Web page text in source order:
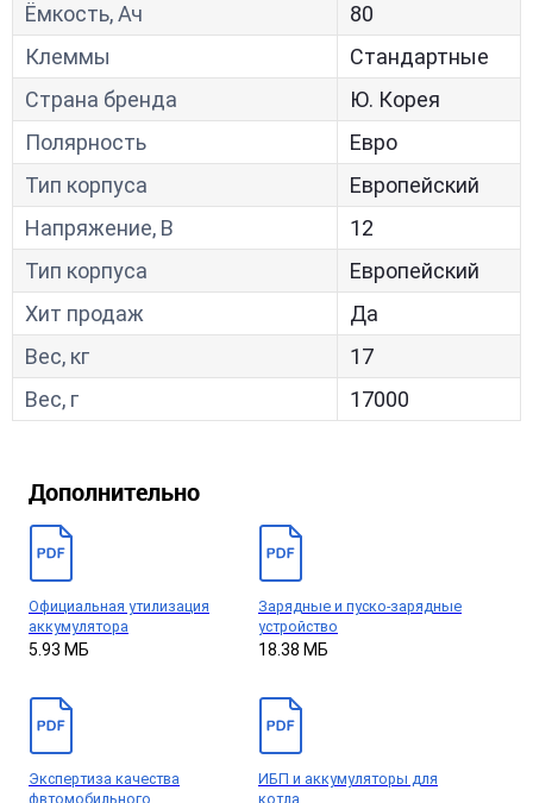
Ёмкость, Ач
80
Клеммы
Стандартные
Страна бренда
Ю. Корея
Полярность
Евро
Тип корпуса
Европейский
Напряжение, В
12
Тип корпуса
Европейский
Хит продаж
Да
Вес, кг
17
Вес, г
17000
Дополнительно
Официальная утилизация
аккумулятора
5.93 МБ
Зарядные и пуско-зарядные
устройство
18.38 МБ
Экспертиза качества
фвтомобильного
ИБП и аккумуляторы для
котла